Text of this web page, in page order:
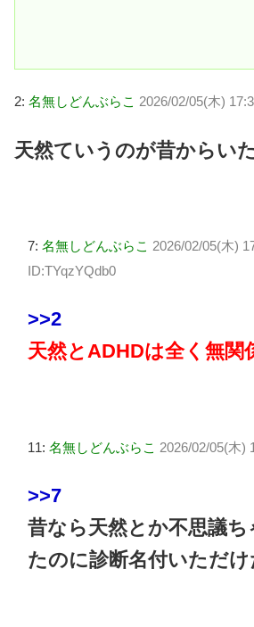
2: 名無しどんぶらこ 2026/02/05(木)
天然ていうのが昔からい
7: 名無しどんぶらこ 2026/02/05(木)
ID:TYqzYQdb0
>>2
天然とADHDは全く無関
11: 名無しどんぶらこ 2026/02/05(木)
>>7
昔なら天然とか不思議
たのに診断名付いただ